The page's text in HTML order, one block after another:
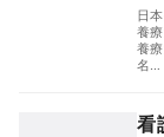
日
養
養
名…
看